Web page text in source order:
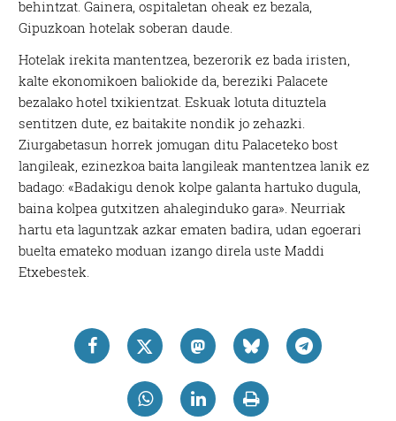
behintzat. Gainera, ospitaletan oheak ez bezala,
Gipuzkoan hotelak soberan daude.
Hotelak irekita mantentzea, bezerorik ez bada iristen,
kalte ekonomikoen baliokide da, bereziki Palacete
bezalako hotel txikientzat. Eskuak lotuta dituztela
sentitzen dute, ez baitakite nondik jo zehazki.
Ziurgabetasun horrek jomugan ditu Palaceteko bost
langileak, ezinezkoa baita langileak mantentzea lanik ez
badago: «Badakigu denok kolpe galanta hartuko dugula,
baina kolpea gutxitzen ahaleginduko gara». Neurriak
hartu eta laguntzak azkar ematen badira, udan egoerari
buelta emateko moduan izango direla uste Maddi
Etxebestek.